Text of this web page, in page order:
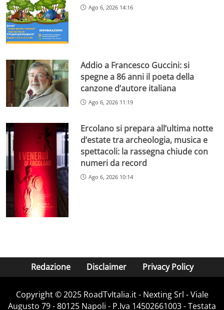
Ago 6, 2026 14:16
Addio a Francesco Guccini: si
spegne a 86 anni il poeta della
canzone d’autore italiana
Ago 6, 2026 11:19
Ercolano si prepara all’ultima notte
d’estate tra archeologia, musica e
spettacoli: la rassegna chiude con
numeri da record
Ago 6, 2026 10:14
Redazione Disclaimer Privacy Policy
Copyright ©️ 2025 RoadTvItalia.it - Nexting Srl - Viale
Augusto 79 - 80125 Napoli - P.Iva 14502661003 - Testata